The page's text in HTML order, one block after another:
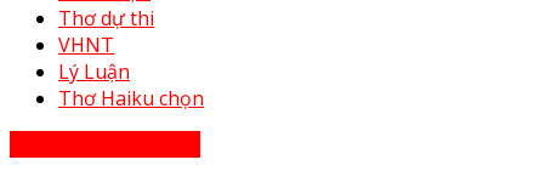
Thơ dự thi
VHNT
Lý Luận
Thơ Haiku chọn